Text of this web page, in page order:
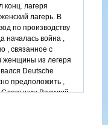
лагеря
лагерь. В
по производству
началась война ,
, связанное с
из легеря
Deutsche
предположить ,
Слепынин Василий.